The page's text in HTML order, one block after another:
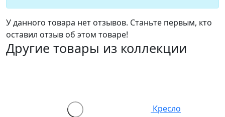
У данного товара нет отзывов. Станьте первым, кто
оставил отзыв об этом товаре!
Другие товары из коллекции
Кресло